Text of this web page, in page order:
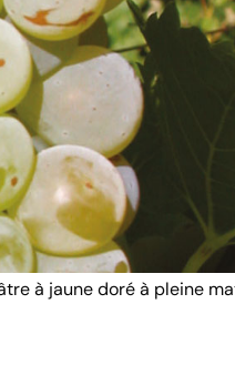
à jaune doré à pleine